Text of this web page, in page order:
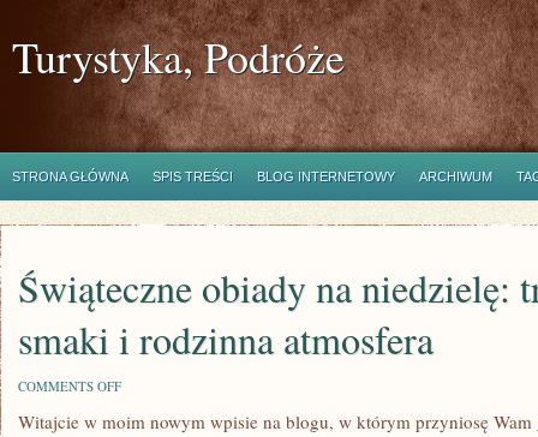
Turystyka, Podróże
STRONA GŁÓWNA SPIS TREŚCI BLOG INTERNETOWY ARCHIWUM
Świąteczne obiady na niedzielę:
smaki i rodzinna atmosfera
COMMENTS OFFON
OBIADY
Witajcie w⁢ moim nowym wpisie na blogu, ​w którym przyniosę ⁣Wam​